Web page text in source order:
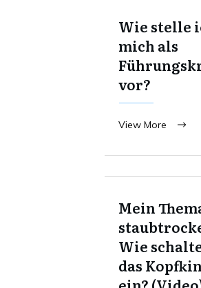
Wie stelle
mich als
vor?
View More
Mein
Wie
das